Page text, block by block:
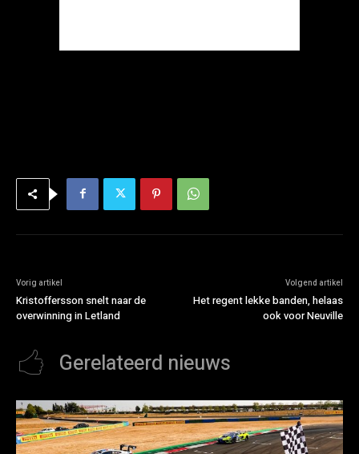
Vorig artikel
Kristoffersson snelt naar de
overwinning in Letland
Volgend artikel
Het regent lekke banden, helaas
ook voor Neuville
Gerelateerd nieuws